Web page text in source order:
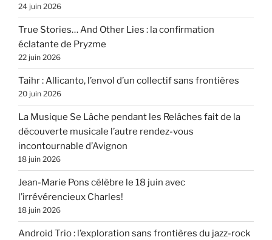
24 juin 2026
True Stories… And Other Lies : la confirmation
éclatante de Pryzme
22 juin 2026
Taihr : Allicanto, l’envol d’un collectif sans frontières
20 juin 2026
La Musique Se Lâche pendant les Relâches fait de la
découverte musicale l’autre rendez-vous
incontournable d’Avignon
18 juin 2026
Jean-Marie Pons célèbre le 18 juin avec
l’irrévérencieux Charles!
18 juin 2026
Android Trio : l’exploration sans frontières du jazz-rock